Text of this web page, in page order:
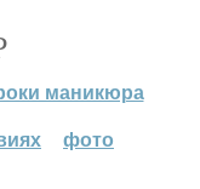
маникюра
фото